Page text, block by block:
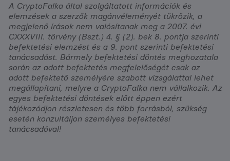
A CryptoFalka által szolgáltatott információk és
elemzések a szerzők magánvéleményét tükrözik, a
megjelenő írások nem valósítanak meg a 2007. évi
CXXXVIII. törvény (Bszt.) 4. § (2). bek 8. pontja szerinti
befektetési elemzést és a 9. pont szerinti befektetési
tanácsadást. Bármely befektetési döntés meghozatala
során az adott befektetés megfelelőségét csak az
adott befektető személyére szabott vizsgálattal lehet
megállapítani, melyre a CryptoFalka nem vállalkozik. Az
egyes befektetési döntések előtt éppen ezért
tájékozódjon részletesen és több forrásból, szükség
esetén konzultáljon személyes befektetési
tanácsadóval!